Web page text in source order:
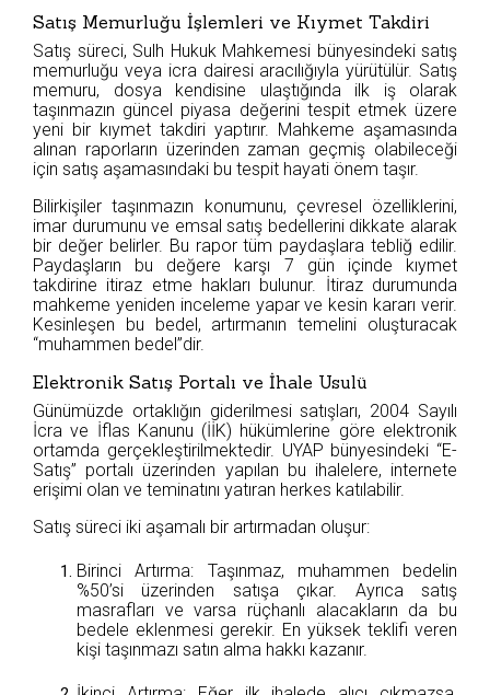
Satış Memurluğu İşlemleri ve Kıymet Takdiri
Satış süreci, Sulh Hukuk Mahkemesi bünyesindeki satış
memurluğu veya icra dairesi aracılığıyla yürütülür. Satış
memuru, dosya kendisine ulaştığında ilk iş olarak
taşınmazın güncel piyasa değerini tespit etmek üzere
yeni bir kıymet takdiri yaptırır. Mahkeme aşamasında
alınan raporların üzerinden zaman geçmiş olabileceği
için satış aşamasındaki bu tespit hayati önem taşır.
Bilirkişiler taşınmazın konumunu, çevresel özelliklerini,
imar durumunu ve emsal satış bedellerini dikkate alarak
bir değer belirler. Bu rapor tüm paydaşlara tebliğ edilir.
Paydaşların bu değere karşı 7 gün içinde kıymet
takdirine itiraz etme hakları bulunur. İtiraz durumunda
mahkeme yeniden inceleme yapar ve kesin kararı verir.
Kesinleşen bu bedel, artırmanın temelini oluşturacak
“muhammen bedel”dir.
Elektronik Satış Portalı ve İhale Usulü
Günümüzde ortaklığın giderilmesi satışları, 2004 Sayılı
İcra ve İflas Kanunu (İİK) hükümlerine göre elektronik
ortamda gerçekleştirilmektedir. UYAP bünyesindeki “E-
Satış” portalı üzerinden yapılan bu ihalelere, internete
erişimi olan ve teminatını yatıran herkes katılabilir.
Satış süreci iki aşamalı bir artırmadan oluşur:
Birinci Artırma: Taşınmaz, muhammen bedelin
%50’si üzerinden satışa çıkar. Ayrıca satış
masrafları ve varsa rüçhanlı alacakların da bu
bedele eklenmesi gerekir. En yüksek teklifi veren
kişi taşınmazı satın alma hakkı kazanır.